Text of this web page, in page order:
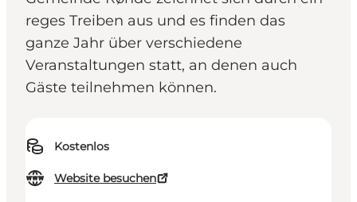
reges Treiben aus und es finden das
ganze Jahr über verschiedene
Veranstaltungen statt, an denen auch
Gäste teilnehmen können.
Kostenlos
Website besuchen